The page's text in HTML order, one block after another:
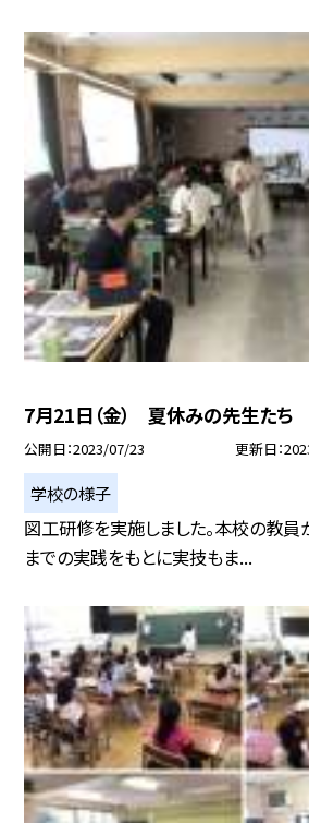
7月21日（金） 夏休みの先生たち
公開日 2023/07/23 更新日
学校の様子
図工研修を実施しました。本校の教員
までの実践をもとに実技もま...